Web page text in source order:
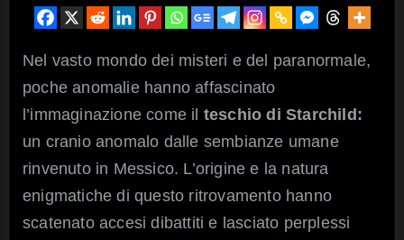
Nel vasto mondo dei misteri e del paranormale,
poche anomalie hanno affascinato
l’immaginazione come il teschio di Starchild:
un cranio anomalo dalle sembianze umane
rinvenuto in Messico. L’origine e la natura
enigmatiche di questo ritrovamento hanno
scatenato accesi dibattiti e lasciato perplessi